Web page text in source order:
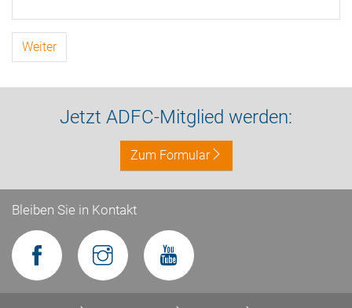
Weiter
Jetzt ADFC-Mitglied werden:
Zum Formular
Bleiben Sie in Kontakt